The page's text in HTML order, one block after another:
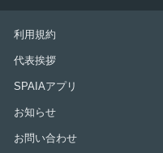
利用規約
代表挨拶
SPAIAアプリ
お知らせ
お問い合わせ